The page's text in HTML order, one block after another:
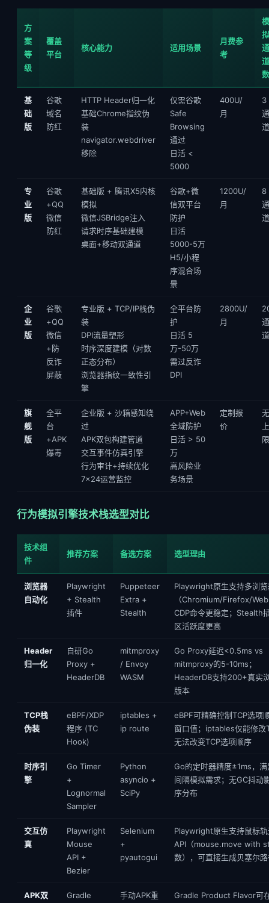
方
案
等
级
覆盖
平台
核心能力 适用场景
月费参
考
模
拟
通
道
数
基
础
版
谷歌
域名
防红
HTTP Header归一化
基础Chrome指纹伪
装
navigator.webdriver
移除
仅需谷歌
Safe
Browsing
通过
日活 <
5000
400U/
月
3
通
道
专
业
版
谷歌
+QQ
微信
防红
基础版 + 腾讯X5内核
模拟
微信JSBridge注入
请求时序基础建模
桌面+移动双通道
谷歌+微
信双平台
防护
日活
5000-5万
H5/小程
序混合场
景
1200U/
月
8
通
道
企
业
版
谷歌
+QQ
微信
+防
反诈
屏蔽
专业版 + TCP/IP栈伪
装
DPI流量塑形
时序深度建模（对数
正态分布）
浏览器指纹一致性引
擎
全平台防
护
日活 5
万-50万
需过反诈
DPI
2800U/
月
通
道
旗
舰
版
全平
台
+APK
爆毒
企业版 + 沙箱感知绕
过
APK双包构建管道
交互事件仿真引擎
行为审计+持续优化
7×24运营监控
APP+Web
全域防护
日活 > 50
万
高风险业
务场景
定制报
价
无
上
限
行为模拟引擎技术栈选型对比
技术组
件
推荐方案 备选方案 选型理由
浏览器
自动化
Playwright
+ Stealth
插件
Puppeteer
Extra +
Stealth
Playwright原生支持多浏
（Chromium/Firefox/
CDP命令更稳定；Stealth
区活跃度更高
Header
归一化
自研Go
Proxy +
HeaderDB
mitmproxy
/ Envoy
WASM
Go Proxy延迟<0.5ms vs
mitmproxy的5-10ms；
HeaderDB支持200+真实
版本
TCP栈
伪装
eBPF/XDP
程序 (TC
Hook)
iptables +
ip route
eBPF可精确控制TCP选项
窗口值；iptables仅能修改
无法改变TCP选项顺序
时序引
擎
Go Timer
+
Lognormal
Sampler
Python
asyncio +
SciPy
Go的定时器精度±1ms，满
间隔模拟需求；无GC抖动
序分布
交互仿
真
Playwright
Mouse
API +
Bezier
Selenium
+
pyautogui
Playwright原生支持鼠标
API（mouse.move with
数），可直接生成贝塞尔
APK双
Gradle
手动APK重
Gradle Product Flavor可